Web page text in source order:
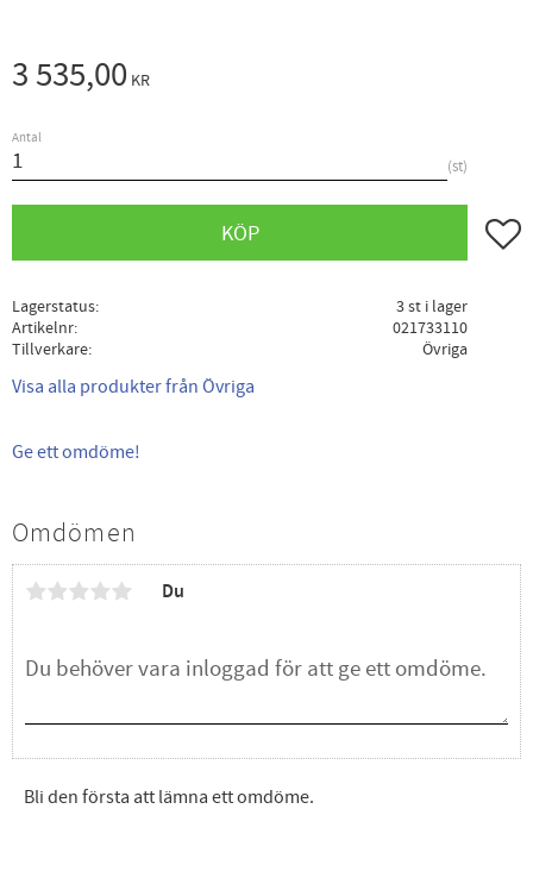
3 535,00 KR
Antal
st
KÖP Lägg
Lagerstatus
3 st i lager
Artikelnr
021733110
Tillverkare
Övriga
Visa alla produkter från Övriga
Ge ett omdöme!
Omdömen
Du
Bli den första att lämna ett omdöme.